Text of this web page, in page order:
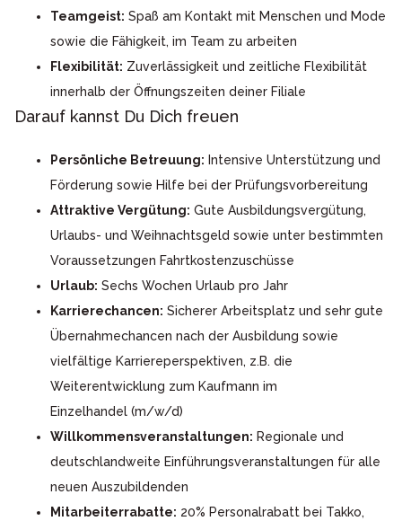
Teamgeist: Spaß am Kontakt mit Menschen und Mode
sowie die Fähigkeit, im Team zu arbeiten
Flexibilität: Zuverlässigkeit und zeitliche Flexibilität
innerhalb der Öffnungszeiten deiner Filiale
Darauf kannst Du Dich freuen
Persönliche Betreuung: Intensive Unterstützung und
Förderung sowie Hilfe bei der Prüfungsvorbereitung
Attraktive Vergütung: Gute Ausbildungsvergütung,
Urlaubs- und Weihnachtsgeld sowie unter bestimmten
Voraussetzungen Fahrtkostenzuschüsse
Urlaub: Sechs Wochen Urlaub pro Jahr
Karrierechancen: Sicherer Arbeitsplatz und sehr gute
Übernahmechancen nach der Ausbildung sowie
vielfältige Karriereperspektiven, z.B. die
Weiterentwicklung zum Kaufmann im
Einzelhandel (m/w/d)
Willkommensveranstaltungen: Regionale und
deutschlandweite Einführungsveranstaltungen für alle
neuen Auszubildenden
Mitarbeiterrabatte: 20% Personalrabatt bei Takko,